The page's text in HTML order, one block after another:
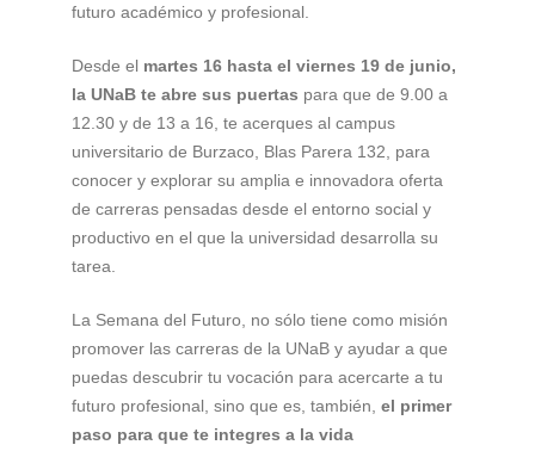
futuro académico y profesional.
Desde el martes 16 hasta el viernes 19 de junio,
la UNaB te abre sus puertas para que de 9.00 a
12.30 y de 13 a 16, te acerques al campus
universitario de Burzaco, Blas Parera 132, para
conocer y explorar su amplia e innovadora oferta
de carreras pensadas desde el entorno social y
productivo en el que la universidad desarrolla su
tarea.
La Semana del Futuro, no sólo tiene como misión
promover las carreras de la UNaB y ayudar a que
puedas descubrir tu vocación para acercarte a tu
futuro profesional, sino que es, también, el primer
paso para que te integres a la vida